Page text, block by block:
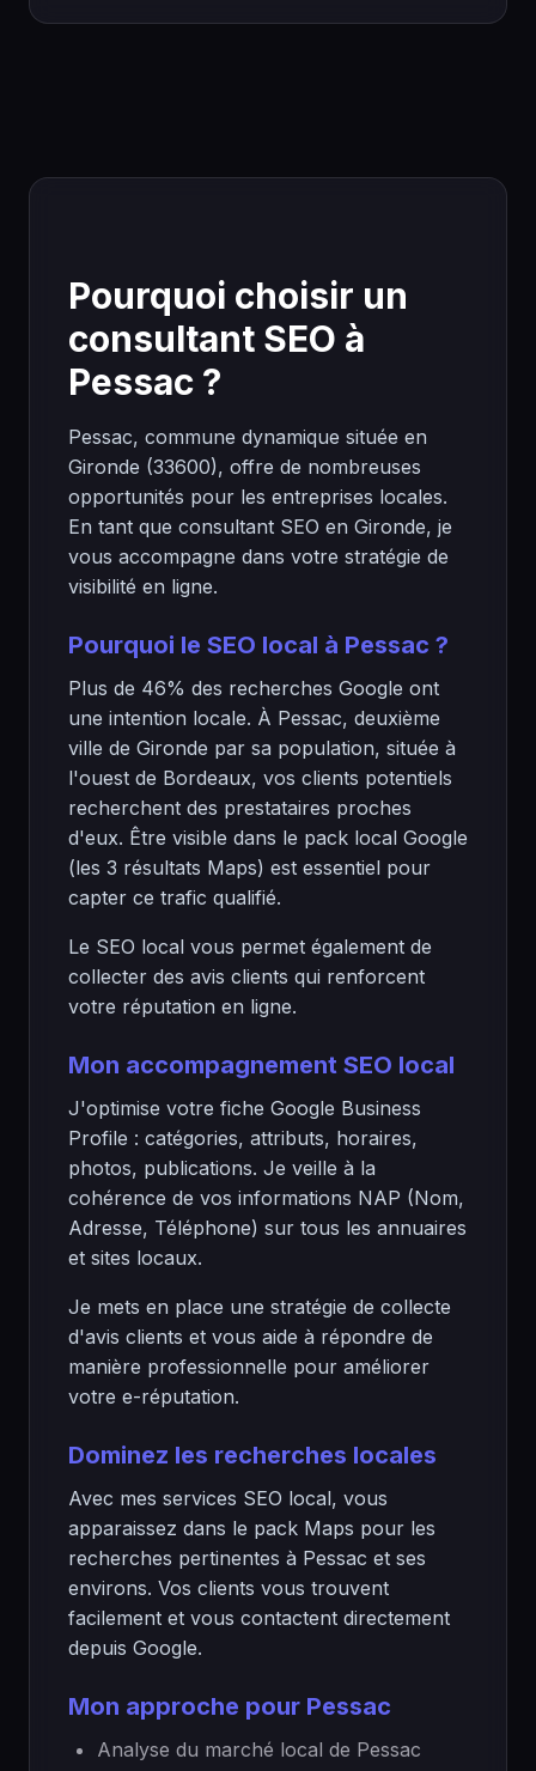
Pourquoi choisir un
consultant SEO à
Pessac ?
Pessac, commune dynamique située en
Gironde (33600), offre de nombreuses
opportunités pour les entreprises locales.
En tant que consultant SEO en Gironde, je
vous accompagne dans votre stratégie de
visibilité en ligne.
Pourquoi le SEO local à Pessac ?
Plus de 46% des recherches Google ont
une intention locale. À Pessac, deuxième
ville de Gironde par sa population, située à
l'ouest de Bordeaux, vos clients potentiels
recherchent des prestataires proches
d'eux. Être visible dans le pack local Google
(les 3 résultats Maps) est essentiel pour
capter ce trafic qualifié.
Le SEO local vous permet également de
collecter des avis clients qui renforcent
votre réputation en ligne.
Mon accompagnement SEO local
J'optimise votre fiche Google Business
Profile : catégories, attributs, horaires,
photos, publications. Je veille à la
cohérence de vos informations NAP (Nom,
Adresse, Téléphone) sur tous les annuaires
et sites locaux.
Je mets en place une stratégie de collecte
d'avis clients et vous aide à répondre de
manière professionnelle pour améliorer
votre e-réputation.
Dominez les recherches locales
Avec mes services SEO local, vous
apparaissez dans le pack Maps pour les
recherches pertinentes à Pessac et ses
environs. Vos clients vous trouvent
facilement et vous contactent directement
depuis Google.
Mon approche pour Pessac
Analyse du marché local de Pessac